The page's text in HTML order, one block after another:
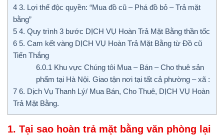
4 3. Lợi thế độc quyền: “Mua đồ cũ – Phá đồ bỏ – Trả mặt
bằng”
5 4. Quy trình 3 bước DỊCH VỤ Hoàn Trả Mặt Bằng thần tốc
6 5. Cam kết vàng DỊCH VỤ Hoàn Trả Mặt Bằng từ Đồ cũ
Tiến Thắng
6.0.1 Khu vực Chúng tôi Mua – Bán – Cho thuê sản
phẩm tại Hà Nội. Giao tận nơi tại tất cả phường – xã :
7 6. Dịch Vụ Thanh Lý/ Mua Bán, Cho Thuê, DỊCH VỤ Hoàn
Trả Mặt Bằng.
1. Tại sao hoàn trả mặt bằng văn phòng lại